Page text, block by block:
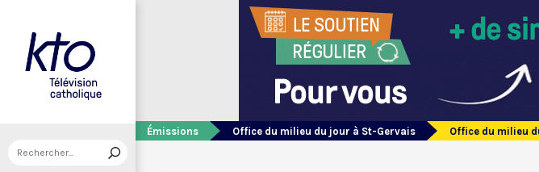
Émissions Office du milieu du jour à St-Gervais Office du milieu